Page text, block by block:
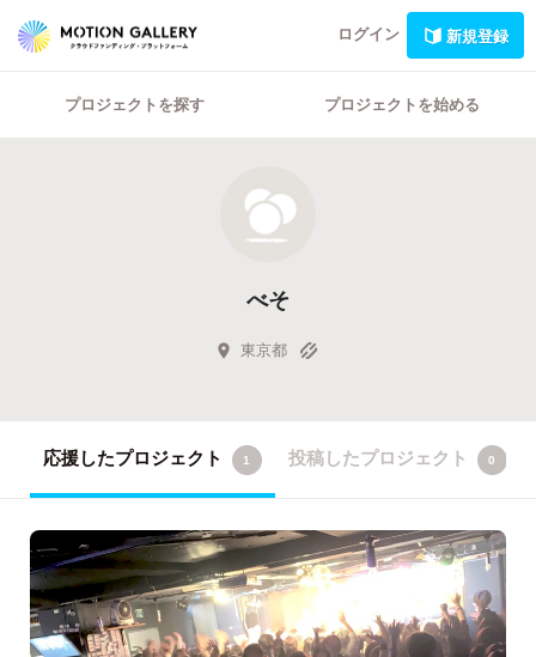
ログイン 新規登録
プロジェクトを探す プロジェクトを始める
べそ
東京都
応援したプロジェクト 1 投稿したプロジェクト 0